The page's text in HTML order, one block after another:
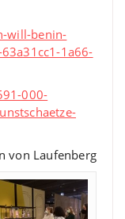
will-benin-
1a66-
000-
von Laufenberg